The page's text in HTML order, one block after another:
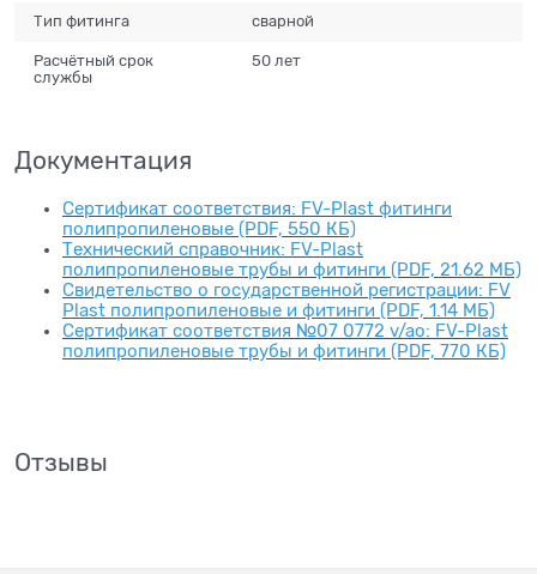
Тип фитинга сварной
Расчётный срок
службы
50 лет
Документация
Сертификат соответствия: FV-Plast фитинги
полипропиленовые (PDF, 550 КБ)
Технический справочник: FV-Plast
полипропиленовые трубы и фитинги (PDF, 21.62 МБ)
Свидетельство о государственной регистрации: FV
Plast полипропиленовые и фитинги (PDF, 1.14 МБ)
Сертификат соответствия №07 0772 v/ao: FV-Plast
полипропиленовые трубы и фитинги (PDF, 770 КБ)
Отзывы